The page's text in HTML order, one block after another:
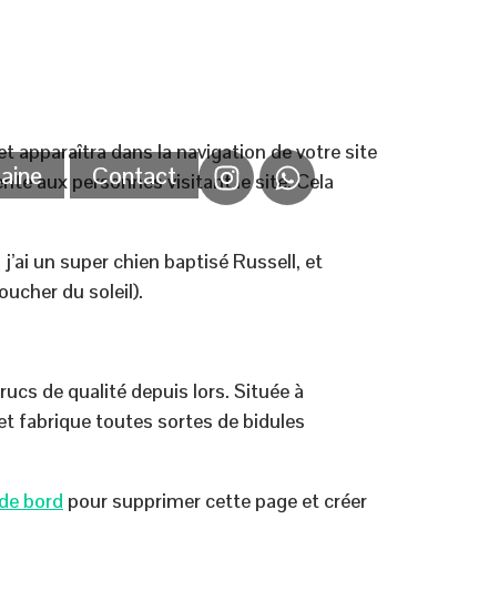
Contact
apparaîtra dans la navigation de votre site
aux personnes visitant le site. Cela
un super chien baptisé Russell, et
du soleil).
de qualité depuis lors. Située à
fabrique toutes sortes de bidules
bord pour supprimer cette page et créer